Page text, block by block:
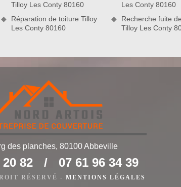
de nettoyage et démoussage de toiture
le porteur du projet et le prestataire
Tilloy Les Conty 80160
Réparation de toiture Tilloy
Les Conty 80160
Les Conty 80160
Recherche fuite
Tilloy Les Conty
des planches, 80100 Abbeville
82 / 07 61 96 34 39
RÉSERVÉ - MENTIONS LÉGALES